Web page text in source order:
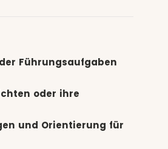
Führungsaufgaben
oder ihre
und Orientierung für